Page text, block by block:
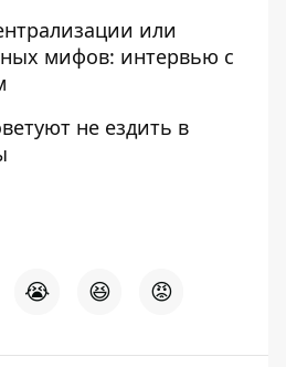
или
мифов: интервью с
не ездить в
😭 😆 😡